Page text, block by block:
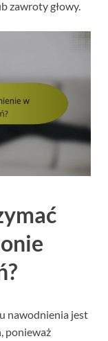
zawroty głowy.
nawodnienia jest
ponieważ